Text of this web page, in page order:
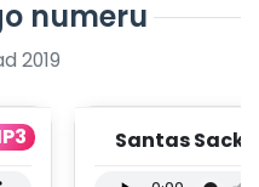
numeru
2019
Santas Sack